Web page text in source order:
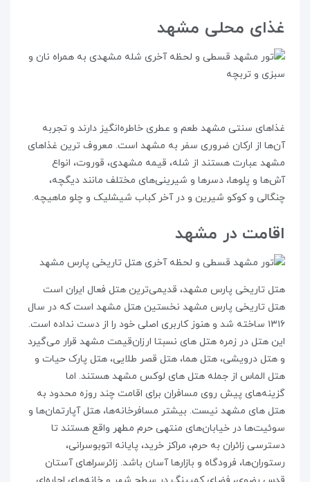
غذای محلی مشهد
غذاهای سنتی مشهد طعم و عطری خاطره‌انگیز دارند و تجربه
آن‌ها از ارکان ضروری سفر به مشهد است. معروف ترین غذاهای
مشهد عبارت هستند از شله، قیمه مشهدی، قوروت، انواع
آش‌ها و پلوها، دسرها و شیرینی‌های مختلف مانند دیگچه،
چنگالی و کوکو شیرین و در آخر کباب شیشلیک و چلو ماهیچه.
اقامت در مشهد
هتل تاریخی پارس مشهد، قدیمی‌ترین هتل فعال ایران است
هتل تاریخی پارس مشهد نخستین هتل مشهد است که در سال
۱۳۱۶ ساخته شد و هنوز کاربری اصلی خود را از دست نداده است.
این هتل در زمره هتل های نسبتا ارزان‌قیمت مشهد قرار می‌گیرد
و هتل درویشی، هتل هما، هتل قصر طلایی، هتل پارک حیات و
هتل الماس از جمله هتل های لوکس مشهد هستند. اما
گزینه‌های پیش روی مسافران برای اقامت چند روزه محدود به
هتل های مشهد نیست. بیشتر مسافرخانه‌ها، هتل آپارتمان‌ها و
سوئیت‌ها در خیابان‌های منتهی حرم مطهر واقع هستند تا
دسترسی زائران به حرم، مراکز خرید، پایانه اتوبوسرانی،
رستوران‌ها، فرودگاه و بازارها آسان باشد. زائرسراهای آستان